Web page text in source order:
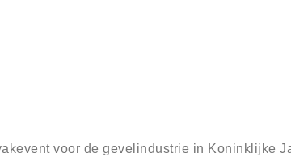
voor de gevelindustrie in Koninklijke